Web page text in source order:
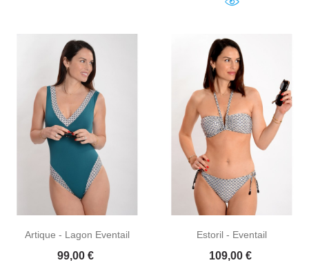
Artique - Lagon Eventail
Prix
99,00 €
Estoril - Eventail
Prix
109,00 €